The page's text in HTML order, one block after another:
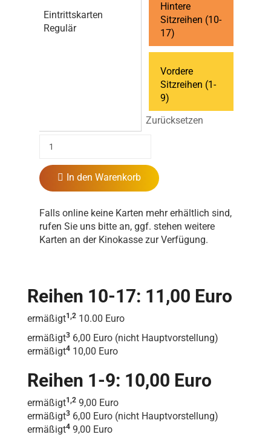
Eintrittskarten
Regulär
Hintere
Sitzreihen (10-
17)
Vordere
Sitzreihen (1-
9)
Zurücksetzen
In den Warenkorb
Falls online keine Karten mehr erhältlich sind,
rufen Sie uns bitte an, ggf. stehen weitere
Karten an der Kinokasse zur Verfügung.
Reihen 10-17: 11,00 Euro
ermäßigt1,2 10.00 Euro
ermäßigt3 6,00 Euro (nicht Hauptvorstellung)
ermäßigt4 10,00 Euro
Reihen 1-9: 10,00 Euro
ermäßigt1,2 9,00 Euro
ermäßigt3 6,00 Euro (nicht Hauptvorstellung)
ermäßigt4 9,00 Euro